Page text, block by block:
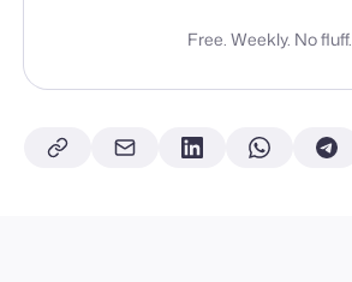
Free. Weekly. No fluff.